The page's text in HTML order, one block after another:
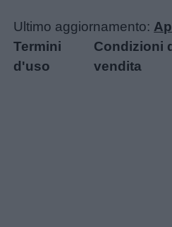
Ultimo aggiornamento:
Termini
d'uso
Condizioni
vendita